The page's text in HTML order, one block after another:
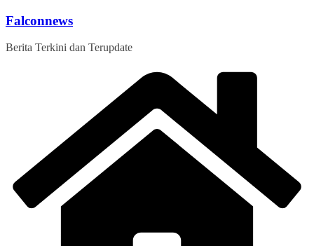
Skip
content
Falconnews
Berita Terkini dan Terupdate